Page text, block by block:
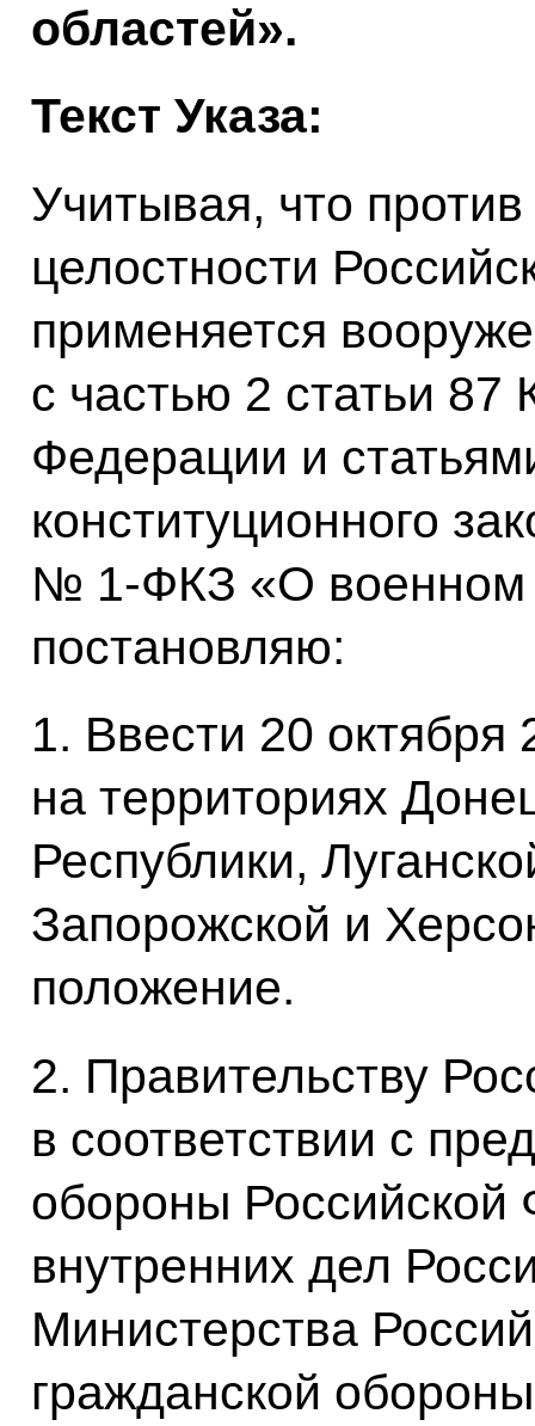
областей».
Текст Указа:
Учитывая, что
целостности
применяется
с частью 2 статьи 87
Федерации и
конституционного
№ 1-ФКЗ «О военном
постановляю:
1. Ввести 20 октября
на территориях
Республики,
Запорожской и
положение.
2. Правительству
в соответствии с
обороны Российской
внутренних дел
Министерства
гражданской